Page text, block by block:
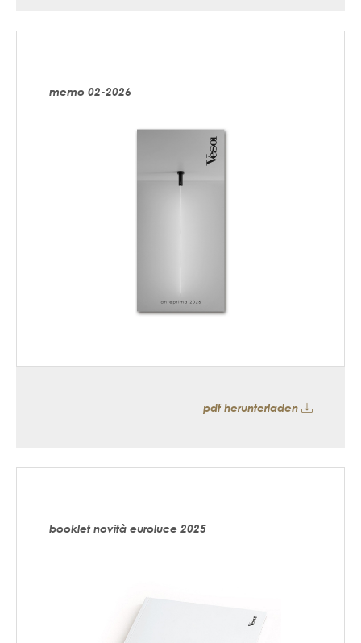
memo 02-2026
pdf herunterladen
booklet novità euroluce 2025